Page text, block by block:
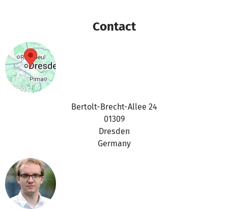
zukünftig auf Augenhöhe mit ihren Patienten
kommunizieren, vermeiden Missverständnisse und
unnötige Ängste. Sie können dazu beitragen, dass die
Patienten ihre Erkrankungen, durchgeführte
Untersuchungen, etc. besser verstehen. Damit
unterstützen sie die Patienten unter anderem auch bei
ihrer Entscheidungsfindung, z.B. bezüglich
bevorstehender Operationen. Besser informierte
Patienten gehen zudem bewusster mit ihrer Gesundheit
um. Durch die Kombination aus E-Learning-Modulen und
Ärzte können die Studierenden individuell in Bezug auf
ihre Schwächen und Stärken geschult werden.
Das Wahlfach konnte an der Technischen Universität
Dresden bereits zwei Mal durchgeführt werden, im
Contact
Bertolt-Brecht-Allee 24
01309
Dresden
Germany